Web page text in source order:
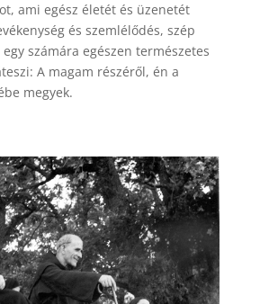
ami egész életét és üzenetét
és szemlélődés, szép
számára egészen természetes
A magam részéről, én a
megyek.